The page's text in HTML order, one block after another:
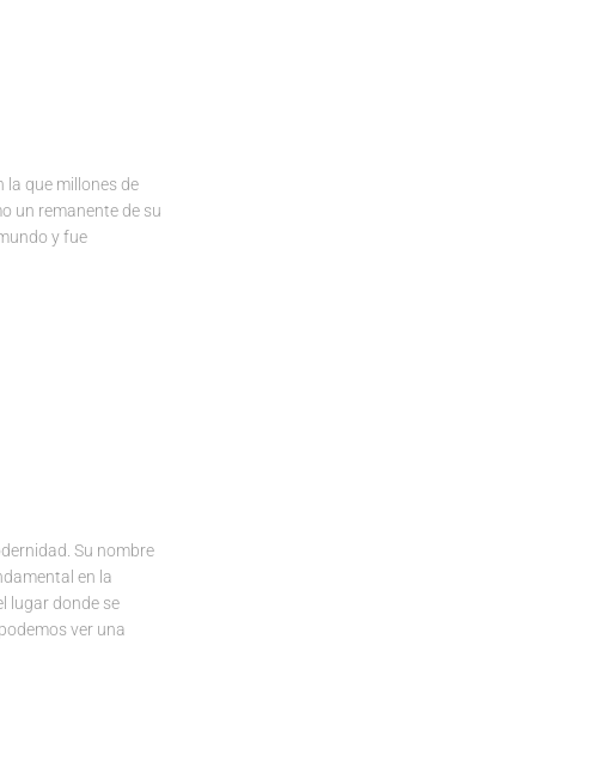
la que millones de
un remanente de su
y fue
Su nombre
en la
lugar donde se
ver una